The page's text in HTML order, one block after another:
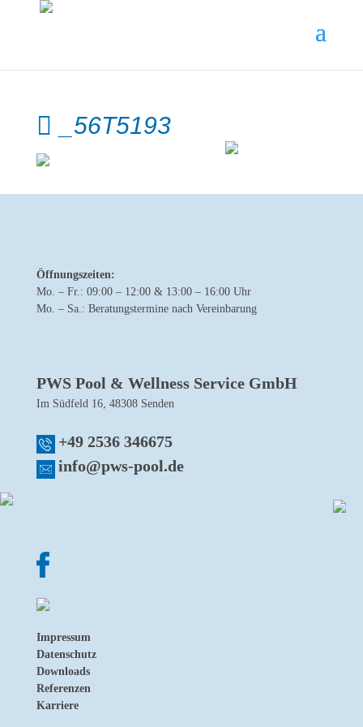
_56T5193
Öffnungszeiten:
Mo. – Fr.: 09:00 – 12:00 & 13:00 – 16:00 Uhr
Mo. – Sa.: Beratungstermine nach Vereinbarung
PWS Pool & Wellness Service GmbH
Im Südfeld 16, 48308 Senden
+49 2536 346675
info@pws-pool.de
Impressum
Datenschutz
Downloads
Referenzen
Karriere